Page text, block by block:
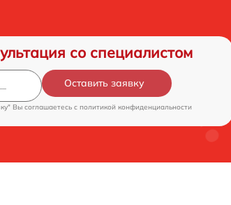
со специалистом
Оставить заявку
Вы соглашаетесь c политикой конфиденциальности